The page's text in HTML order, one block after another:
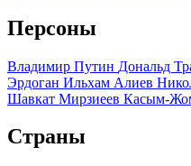
Персоны
Владимир Путин Дональд
Эрдоган Ильхам Алиев
Шавкат Мирзиеев Касым-
Страны